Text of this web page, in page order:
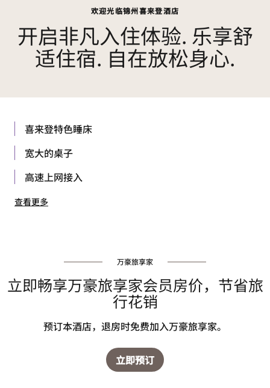
欢迎光临锦州喜来登酒店
开启非凡入住体验. 乐享舒
适住宿. 自在放松身心.
喜来登特色睡床
宽大的桌子
高速上网接入
查看更多
万豪旅享家
立即畅享万豪旅享家会员房价，节省旅
行花销
预订本酒店，退房时免费加入万豪旅享家。
立即预订